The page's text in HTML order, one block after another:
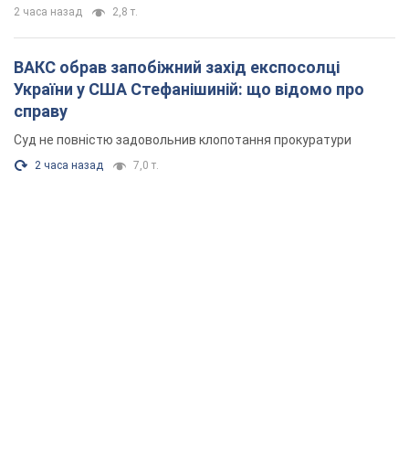
2 часа назад 2,8 т.
ВАКС обрав запобіжний захід експосолці
України у США Стефанішиній: що відомо про
справу
Суд не повністю задовольнив клопотання прокуратури
2 часа назад 7,0 т.